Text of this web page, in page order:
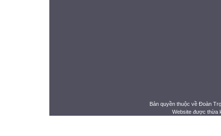
Bản quyền thuộc về Đoàn
Website được thừa